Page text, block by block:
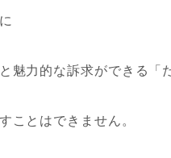
魅力的な訴求ができる「
ことはできません。